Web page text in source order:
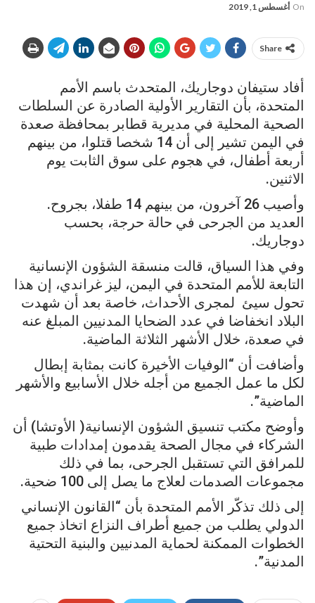
On أغسطس 1, 2019
Share
أفاد ستيفان دوجاريك، المتحدث باسم الأمم
المتحدة، بأن التقارير الأولية الصادرة عن السلطات
الصحية المحلية في مديرية قطابر بمحافظة صعدة
في اليمن تشير إلى أن 14 شخصا قتلوا، من بينهم
أربعة أطفال، في هجوم على سوق الثابت يوم
الاثنين.
وأصيب 26 آخرون، من بينهم 14 طفلا، بجروح.
العديد من الجرحى في حالة حرجة، بحسب
دوجاريك.
وفي هذا السياق، قالت منسقة الشؤون الإنسانية
التابعة للأمم المتحدة في اليمن، ليز غراندي، إن هذا
تحول سيئ لمجرى الأحداث، خاصة بعد أن شهدت
البلاد انخفاضا في عدد الضحايا المدنيين المبلغ عنه
في صعدة، خلال الأشهر الثلاثة الماضية.
وأضافت أن “الوفيات الأخيرة كانت بمثابة إبطال
لكل ما عمل الجميع من أجله خلال الأسابيع والأشهر
الماضية”.
وأوضح مكتب تنسيق الشؤون الإنسانية( الأوتشا) أن
الشركاء في مجال الصحة يقدمون إمدادات طبية
للمرافق التي تستقبل الجرحى، بما في ذلك
مجموعات الصدمات لعلاج ما يصل إلى 100 ضحية.
إلى ذلك تذكّر الأمم المتحدة بأن “القانون الإنساني
الدولي يطلب من جميع أطراف النزاع اتخاذ جميع
الخطوات الممكنة لحماية المدنيين والبنية التحتية
المدنية”.